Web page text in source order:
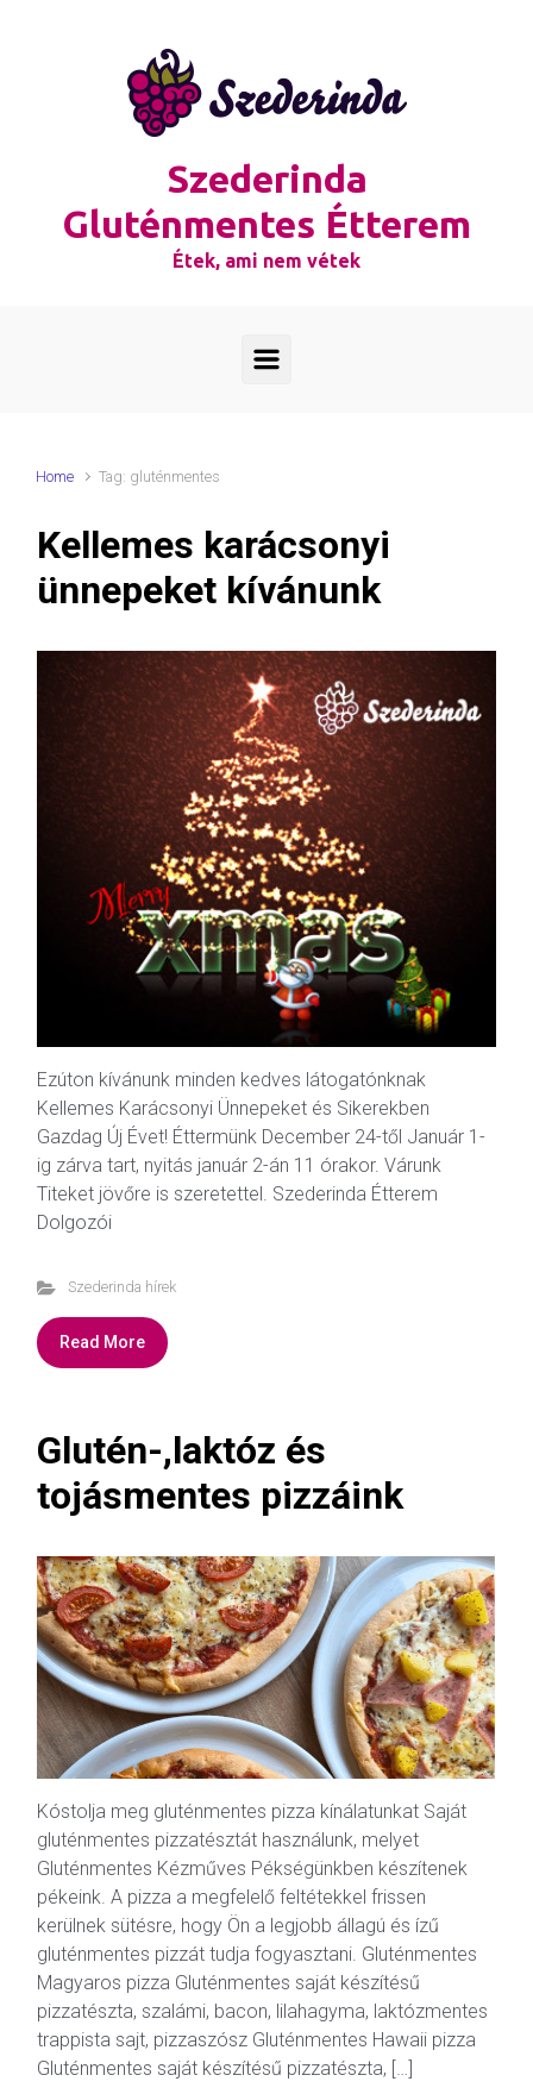
Szederinda
Gluténmentes Étterem
Étek, ami nem vétek
Home Tag: gluténmentes
Kellemes karácsonyi
ünnepeket kívánunk
Ezúton kívánunk minden kedves látogatónknak
Kellemes Karácsonyi Ünnepeket és Sikerekben
Gazdag Új Évet! Éttermünk December 24-től Január 1-
ig zárva tart, nyitás január 2-án 11 órakor. Várunk
Titeket jövőre is szeretettel. Szederinda Étterem
Dolgozói
Szederinda hírek
Read More
Glutén-,laktóz és
tojásmentes pizzáink
Kóstolja meg gluténmentes pizza kínálatunkat Saját
gluténmentes pizzatésztát használunk, melyet
Gluténmentes Kézműves Pékségünkben készítenek
pékeink. A pizza a megfelelő feltétekkel frissen
kerülnek sütésre, hogy Ön a legjobb állagú és ízű
gluténmentes pizzát tudja fogyasztani. Gluténmentes
Magyaros pizza Gluténmentes saját készítésű
pizzatészta, szalámi, bacon, lilahagyma, laktózmentes
trappista sajt, pizzaszósz Gluténmentes Hawaii pizza
Gluténmentes saját készítésű pizzatészta, […]